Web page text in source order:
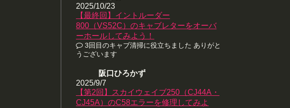
2025/10/23
【最終回】イントルーダー
800（VS52C）のキャブレターをオーバ
ーホールしてみよう！
3回目のキャブ清掃に役立ちました ありがと
うございます
阪口ひろかず
2025/9/7
【第2回】スカイウェイブ250（CJ44A・
CJ45A）のC58エラーを修理してみよ